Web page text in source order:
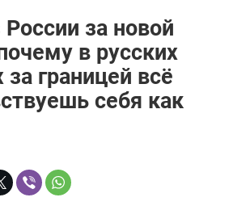
за новой
в русских
за границей всё
себя как